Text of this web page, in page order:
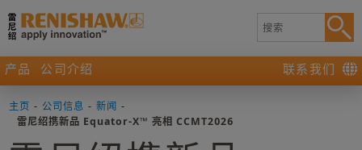
产品 公司介绍 联系我们
主页 - 公司信息 - 新闻 -
雷尼绍携新品 Equator-X™ 亮相 CCMT2026